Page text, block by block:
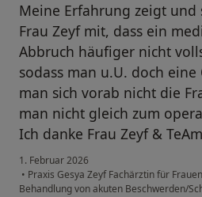
Meine Erfahrung zeigt und
Frau Zeyf mit, dass ein
Abbruch häufiger nicht
sodass man u.U. doch
man sich vorab nicht die
man nicht gleich zum
Ich danke Frau Zeyf &
1. Februar 2026
• Praxis Gesya Zeyf Fachärztin für
Behandlung von akuten Beschwerden/